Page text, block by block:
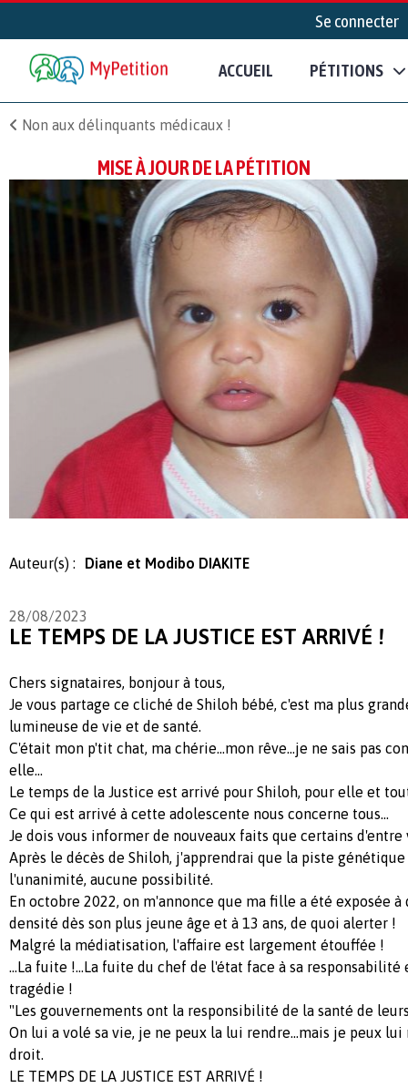
Se connecter
ACCUEIL PÉTITIONS
Non aux délinquants médicaux !
MISE À JOUR DE LA PÉTITION
Auteur(s) : Diane et Modibo DIAKITE
28/08/2023
LE TEMPS DE LA JUSTICE EST ARRIVÉ !
Chers signataires, bonjour à tous,
Je vous partage ce cliché de Shiloh bébé, c'est ma plus
lumineuse de vie et de santé.
C'était mon p'tit chat, ma chérie...mon rêve...je ne sais pas
elle...
Le temps de la Justice est arrivé pour Shiloh, pour elle et
Ce qui est arrivé à cette adolescente nous concerne tous...
Je dois vous informer de nouveaux faits que certains d'entre
Après le décès de Shiloh, j'apprendrai que la piste
l'unanimité, aucune possibilité.
En octobre 2022, on m'annonce que ma fille a été exposée
densité dès son plus jeune âge et à 13 ans, de quoi alerter !
Malgré la médiatisation, l'affaire est largement étouffée !
...La fuite !...La fuite du chef de l'état face à sa responsabilité
tragédie !
"Les gouvernements ont la responsibilité de la santé de
On lui a volé sa vie, je ne peux la lui rendre...mais je peux
droit.
LE TEMPS DE LA JUSTICE EST ARRIVÉ !